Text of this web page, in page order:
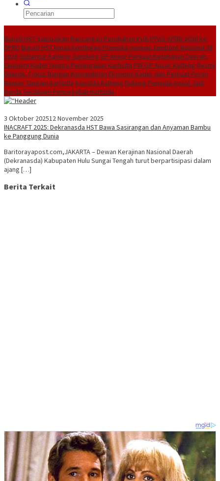
Bupati HST Sampaikan Rancangan Perubahan KUA-PPAS APBD 2026 ke
DPRD Bupati HST lepas kontingen Pramuka menuju Jambore Nasional XII
2026 Gubernur Kalteng Gandeng GP Ansor Perkuat Ketahanan Daerah,
Ekonomi Kader hingga Penanganan Karhutla PW GP Ansor Kalteng Resmi
Dilantik, Fokus Bangun Kemandirian Ekonomi Kader dan Perkuat Peran
Banser Tangani Karhutla Kapolda Kalteng Dukung Pemuda Ansor Jadi
Garda Terdepan Pencegahan Karhutla
3 Oktober 202512 November 2025
INACRAFT 2025: Dekranasda HST Bawa Sasirangan dan Anyaman Bambu
ke Panggung Dunia
Baritorayapost.com,JAKARTA – Dewan Kerajinan Nasional Daerah
(Dekranasda) Kabupaten Hulu Sungai Tengah turut berpartisipasi dalam
ajang […]
Berita Terkait